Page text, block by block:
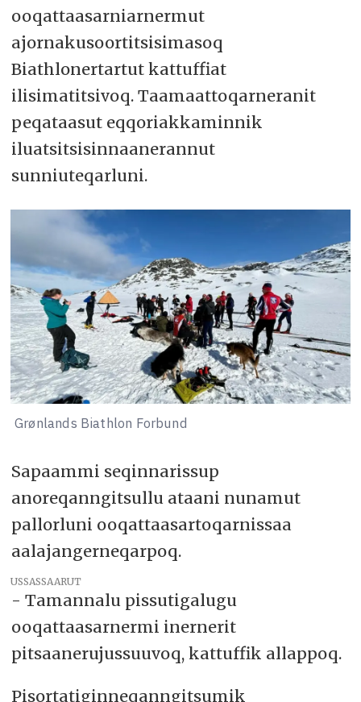
ooqattaasarniarnermut
ajornakusoortitsisimasoq
Biathlonertartut kattuffiat
ilisimatitsivoq. Taamaattoqarneranit
peqataasut eqqoriakkaminnik
iluatsitsisinnaanerannut
sunniuteqarluni.
Grønlands Biathlon Forbund
Sapaammi seqinnarissup
anoreqanngitsullu ataani nunamut
pallorluni ooqattaasartoqarnissaa
aalajangerneqarpoq.
USSASSAARUT
- Tamannalu pissutigalugu
ooqattaasarnermi inernerit
pitsaanerujussuuvoq, kattuffik allappoq.
Pisortatiginneqanngitsumik